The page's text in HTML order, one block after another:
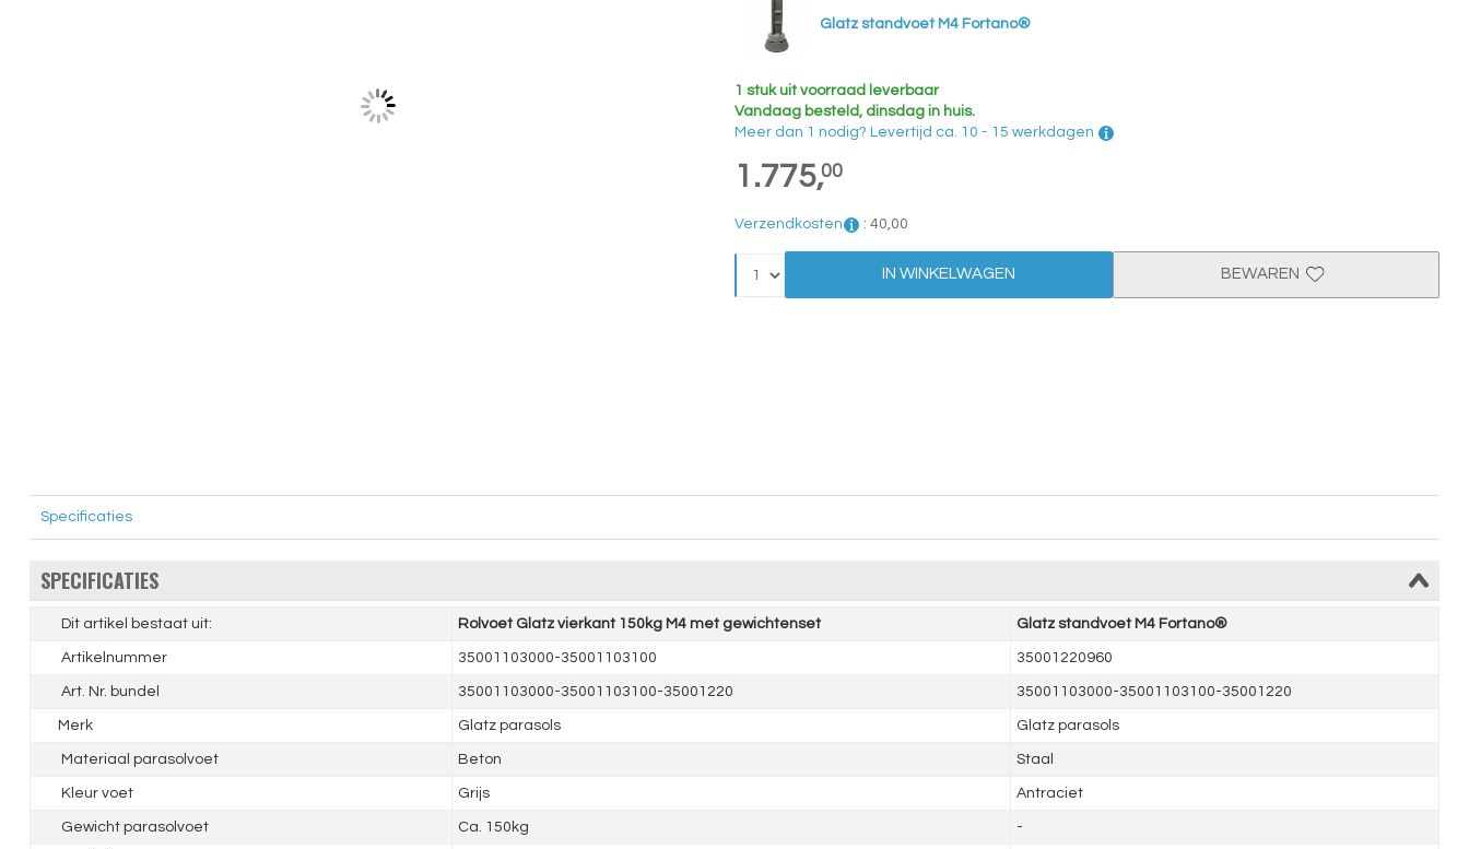
Glatz standvoet M4 Fortano®
1 stuk uit voorraad leverbaar
Vandaag besteld, dinsdag in huis.
Meer dan 1 nodig? Levertijd ca. 10 - 15 werkdagen
1.775,00
Verzendkosten : 40,00
IN WINKELWAGEN BEWAREN
Specificaties
SPECIFICATIES
Dit artikel bestaat uit: Rolvoet Glatz vierkant 150kg M4 met gewichtenset Glatz standvoet M4 Fortano®
Artikelnummer 35001103000-35001103100 35001220960
Art. Nr. bundel 35001103000-35001103100-35001220 35001103000-35001103100-35001220
Merk Glatz parasols Glatz parasols
Materiaal parasolvoet Beton Staal
Kleur voet Grijs Antraciet
Gewicht parasolvoet Ca. 150kg -